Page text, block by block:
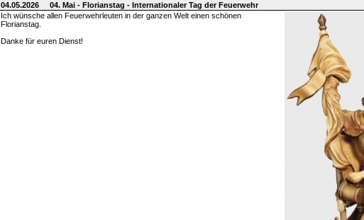
04.05.2026
04. Mai - Florianstag - Internationaler Tag der Feuerwehr
Ich wünsche allen Feuerwehrleuten in der ganzen Welt einen schönen
Florianstag.
Danke für euren Dienst!